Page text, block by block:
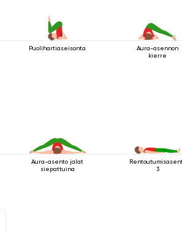
Puolihartiaseisonta
Aura-asennon
kierre
Aura-asento jalat
siepattuina
3